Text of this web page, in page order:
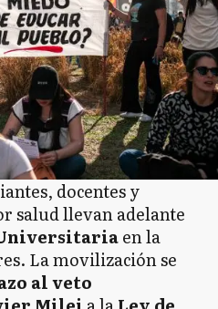
docentes y
salud llevan adelante
en la
La movilización se
al veto